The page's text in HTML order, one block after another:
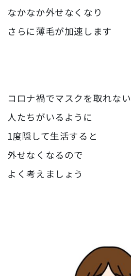
なかなか外せなくなり
さらに薄毛が加速します
コロナ禍でマスクを取れない
人たちがいるように
1度隠して生活すると
外せなくなるので
よく考えましょう